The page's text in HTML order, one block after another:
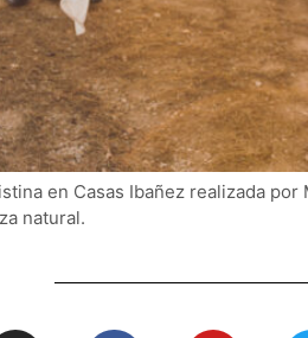
en Casas Ibañez realizada
natural.